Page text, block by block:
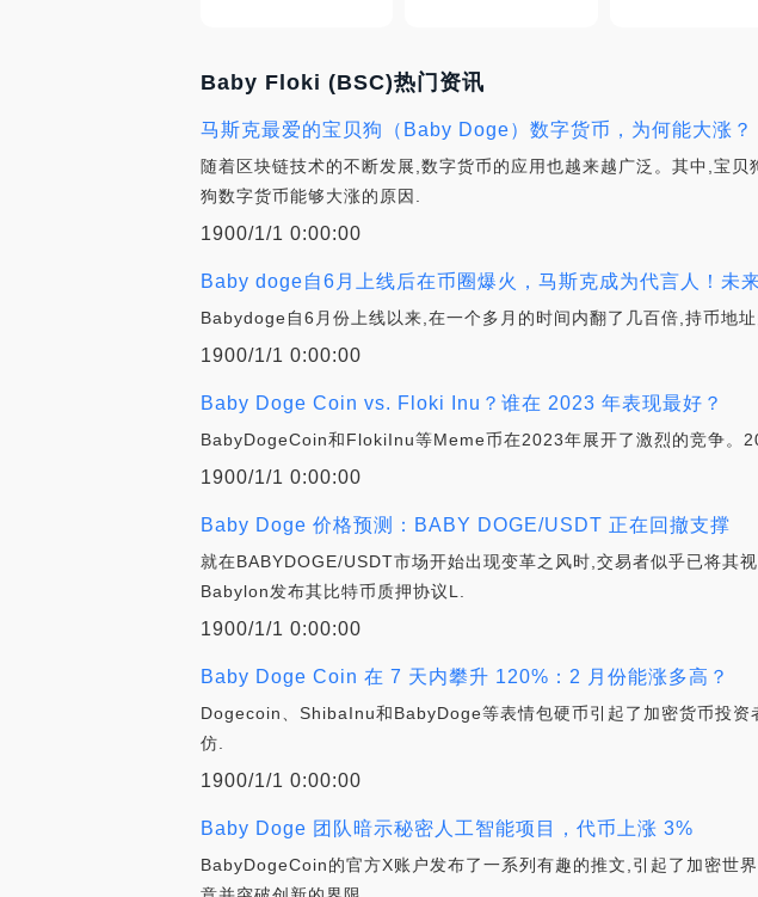
Baby Floki (BSC)热门资讯
马斯克最爱的宝贝狗（Baby Doge）数字货币，为何能大涨？
随着区块链技术的不断发展,数字货币的应用也越来越广泛。其中,宝
狗数字货币能够大涨的原因.
1900/1/1 0:00:00
Baby doge自6月上线后在币圈爆火，马斯克成为代言人！未来
Babydoge自6月份上线以来,在一个多月的时间内翻了几百倍,持币地
1900/1/1 0:00:00
Baby Doge Coin vs. Floki Inu？谁在 2023 年表现最好？
BabyDogeCoin和FlokiInu等Meme币在2023年展开了激烈的竞争。
1900/1/1 0:00:00
Baby Doge 价格预测：BABY DOGE/USDT 正在回撤支撑
就在BABYDOGE/USDT市场开始出现变革之风时,交易者似乎已将
Babylon发布其比特币质押协议L.
1900/1/1 0:00:00
Baby Doge Coin 在 7 天内攀升 120%：2 月份能涨多高？
Dogecoin、ShibaInu和BabyDoge等表情包硬币引起了加密货币投
仿.
1900/1/1 0:00:00
Baby Doge 团队暗示秘密人工智能项目，代币上涨 3%
BabyDogeCoin的官方X账户发布了一系列有趣的推文,引起了加密世